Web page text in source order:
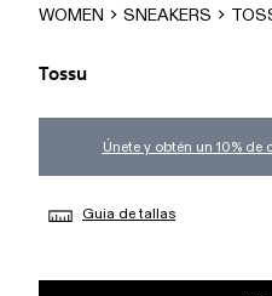
WOMEN SNEAKERS
Tossu
Únete y obtén un 10%
Guia de tallas